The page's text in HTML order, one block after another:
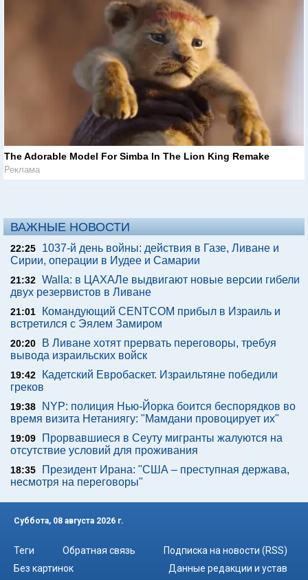
The Adorable Model For Simba In The Lion King Remake
Реклама
ВАЖНЫЕ НОВОСТИ
22:25
1037-й день войны: действия в Газе, Ливане и
Сирии, операции в Иудее и Самарии
21:32 Walla: в ЦАХАЛе выдвигают новые версии гибели
двух резервистов в Ливане
21:01
Командующий CENTCOM прибыл в Израиль и
встретился с Эялем Замиром
20:20
В Ливане хотят прервать переговоры, требуя
вывода израильских войск
19:42
Кадетский Евробаскет. Израильтяне победили
греков
19:38
NYP: полиция Нью-Йорка боится беспорядков во
время визита Нетаниягу: "Мамдани провоцирует их"
19:09
Прорвавшиеся в Сеуту мигранты жалуются на
отсутствие условий для проживания
18:35
Президент Ирана: "США – преступная держава,
несмотря на переговоры"
Суббота, 08 августа 2026 г.
Теги Обратная связь
Подписка на новости (RSS)
Без картинок
Данные редакции и устав